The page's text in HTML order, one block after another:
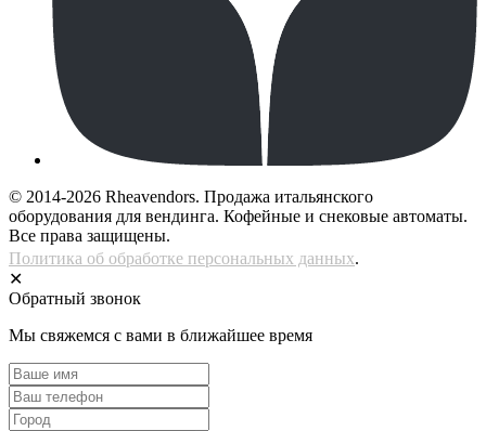
© 2014-2026 Rheavendors. Продажа итальянского
оборудования для вендинга. Кофейные и снековые автоматы.
Все права защищены.
Политика об обработке персональных данных.
✕
Обратный звонок
Мы свяжемся с вами в ближайшее время